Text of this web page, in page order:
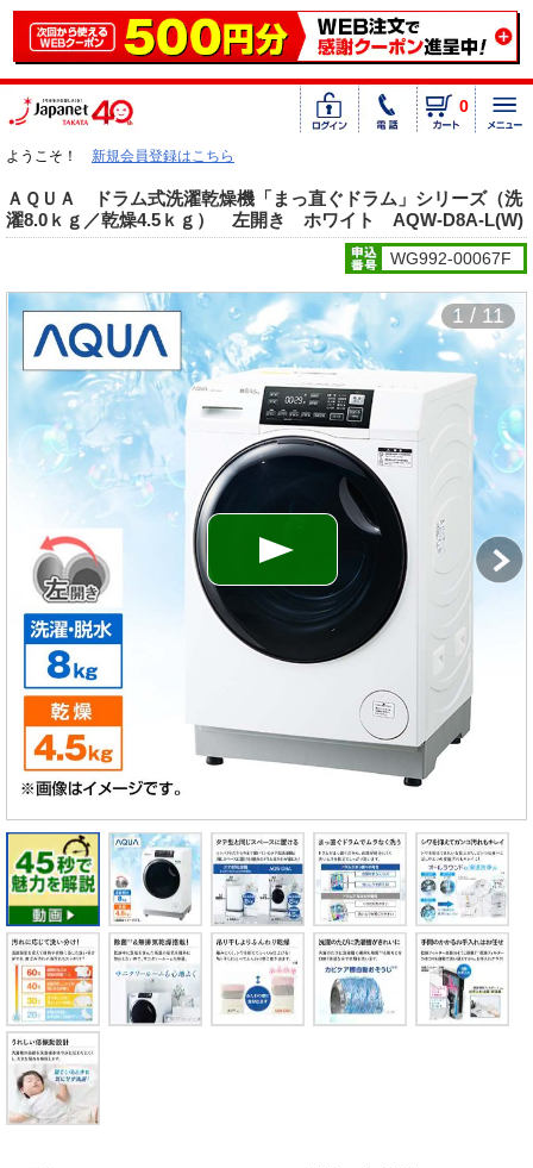
0
ようこそ！ 新規会員登録はこちら
ＡＱＵＡ ドラム式洗濯乾燥機「まっ直ぐドラム」シリーズ（洗
濯8.0ｋｇ／乾燥4.5ｋｇ） 左開き ホワイト AQW-D8A-L(W)
WG992-00067F
1 / 11